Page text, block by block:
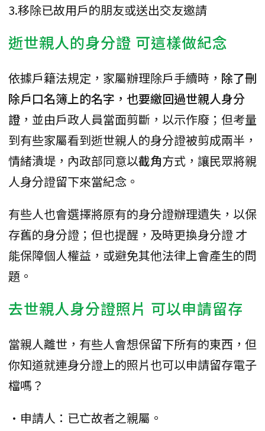
3.移除已故用戶的朋友或送出交友邀請
逝世親人的身分證 可這樣做紀念
依據戶籍法規定，家屬辦理除戶手續時， 除了刪
除戶口名簿上的名字，也要繳回過世親人身分
證 ，並由戶政人員當面剪斷，以示作廢；但考量
到有些家屬看到逝世親人的身分證被剪成兩半，
情緒潰堤，內政部同意以截角方式，讓民眾將親
人身分證留下來當紀念。
有些人也會選擇將原有的身分證辦理遺失，以保
存舊的身分證；但也提醒，及時更換身分證 才
能保障個人權益，或避免其他法律上會產生的問
題。
去世親人身分證照片 可以申請留存
當親人離世，有些人會想保留下所有的東西，但
你知道就連身分證上的照片也可以申請留存電子
檔嗎？
•申請人：已亡故者之親屬。